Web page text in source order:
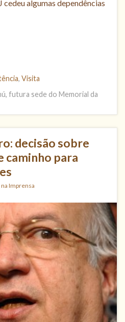
cedeu algumas dependências
, Visita
futura sede do Memorial da
decisão sobre
caminho para
Imprensa